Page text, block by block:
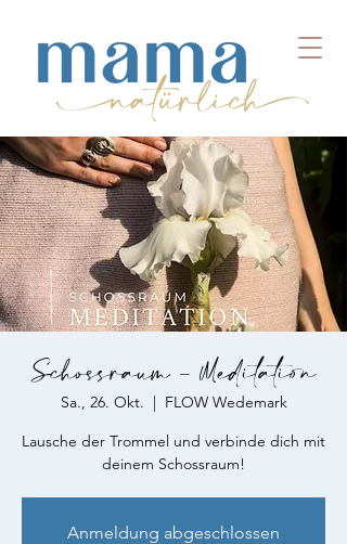
Schossraum - Meditation
Sa., 26. Okt.
  |
FLOW Wedemark
Lausche der Trommel und verbinde dich mit
deinem Schossraum!
Anmeldung abgeschlossen